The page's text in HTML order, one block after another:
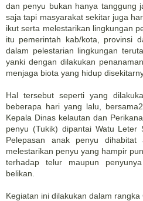
dan penyu bukan hanya tanggung
saja tapi masyarakat sekitar juga
ikut serta melestarikan lingkungan
itu pemerintah kab/kota, provinsi
dalam pelestarian lingkungan
yanki dengan dilakukan
menjaga biota yang hidup
Hal tersebut seperti yang
beberapa hari yang lalu,
Kepala Dinas kelautan dan
penyu (Tukik) dipantai Watu Leter
Pelepasan anak penyu
melestarikan penyu yang hampir
terhadap telur maupun
belikan.
Kegiatan ini dilakukan dalam